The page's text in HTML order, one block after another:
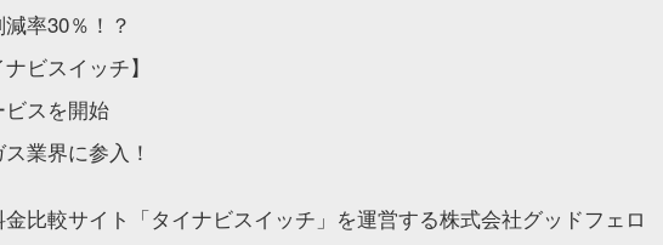
率30％！？
ビスイッチ】
スを開始
業界に参入！
比較サイト「タイナビスイッチ」を運営する株式会社グッドフェロ